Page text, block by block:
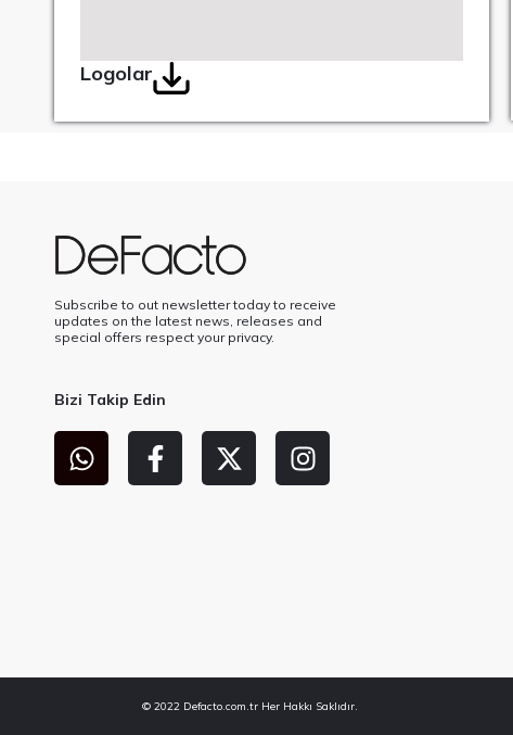
Logolar
Subscribe to out newsletter today to receive
updates on the latest news, releases and
special offers respect your privacy.
Bizi Takip Edin
© 2022 Defacto.com.tr Her Hakkı Saklıdır.